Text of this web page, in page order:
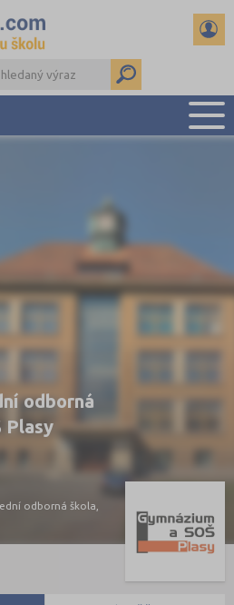
DŮLEŽITÉ TERMÍNY
REFERÁTY A SEMINÁRKY
DALŠÍ DRUHY ŠKOL
odborná
Plasy
odborná škola,